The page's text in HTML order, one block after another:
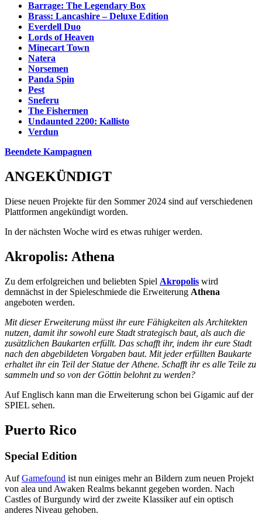
Barrage: The Legendary Box
Brass: Lancashire – Deluxe Edition
Everdell Duo
Lords of Heaven
Minecart Town
Natera
Norsemen
Panda Spin
Pest
Sneferu
The Fishermen
Undaunted 2200: Kallisto
Verdun
Beendete Kampagnen
ANGEKÜNDIGT
Diese neuen Projekte für den Sommer 2024 sind auf verschiedenen
Plattformen angekündigt worden.
In der nächsten Woche wird es etwas ruhiger werden.
Akropolis: Athena
Zu dem erfolgreichen und beliebten Spiel Akropolis wird
demnächst in der Spieleschmiede die Erweiterung Athena
angeboten werden.
Mit dieser Erweiterung müsst ihr eure Fähigkeiten als Architekten
nutzen, damit ihr sowohl eure Stadt strategisch baut, als auch die
zusätzlichen Baukarten erfüllt. Das schafft ihr, indem ihr eure Stadt
nach den abgebildeten Vorgaben baut. Mit jeder erfüllten Baukarte
erhaltet ihr ein Teil der Statue der Athene. Schafft ihr es alle Teile zu
sammeln und so von der Göttin belohnt zu werden?
Auf Englisch kann man die Erweiterung schon bei Gigamic auf der
SPIEL sehen.
Puerto Rico
Special Edition
AufGamefound ist nun einiges mehr an Bildern zum neuen Projekt
von alea und Awaken Realms bekannt gegeben worden. Nach
Castles of Burgundy wird der zweite Klassiker auf ein optisch
anderes Niveau gehoben.